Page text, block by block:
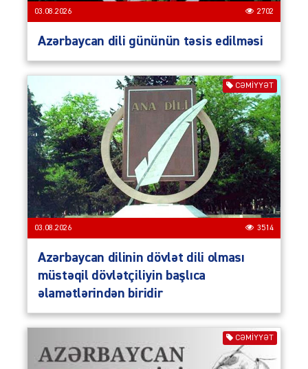
03.08.2026 2702
Azərbaycan dili gününün təsis edilməsi
CƏMIYYƏT
03.08.2026 3514
Azərbaycan dilinin dövlət dili olması
müstəqil dövlətçiliyin başlıca
əlamətlərindən biridir
CƏMIYYƏT